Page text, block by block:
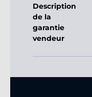
Description
de la
garantie
vendeur